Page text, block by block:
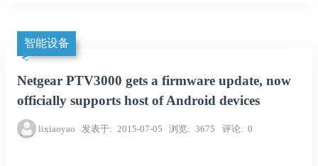
智能设备
Netgear PTV3000 gets a firmware update, now
officially supports host of Android devices
lixiaoyao 发表于 2015-07-05 浏览 3675 评论 0